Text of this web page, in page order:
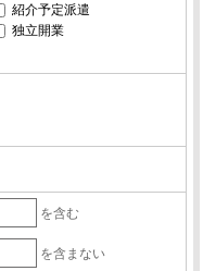
紹介予定派遣
独立開業
を含む
を含まない